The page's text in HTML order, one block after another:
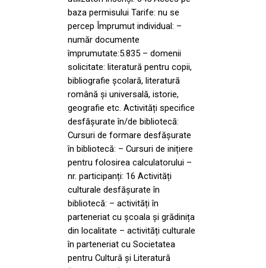
baza permisului Tarife: nu se
percep Împrumut individual: –
număr documente
împrumutate:5.835 – domenii
solicitate: literatură pentru copii,
bibliografie școlară, literatură
română și universală, istorie,
geografie etc. Activități specifice
desfășurate în/de bibliotecă:
Cursuri de formare desfășurate
în bibliotecă: – Cursuri de inițiere
pentru folosirea calculatorului –
nr. participanți: 16 Activități
culturale desfășurate în
bibliotecă: – activități în
parteneriat cu școala și grădinița
din localitate – activități culturale
în parteneriat cu Societatea
pentru Cultură și Literatură